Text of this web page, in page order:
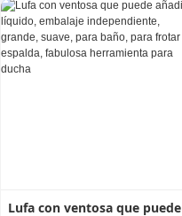
pulir la superficie de la uña,
traje base
Lufa con ventosa que puede